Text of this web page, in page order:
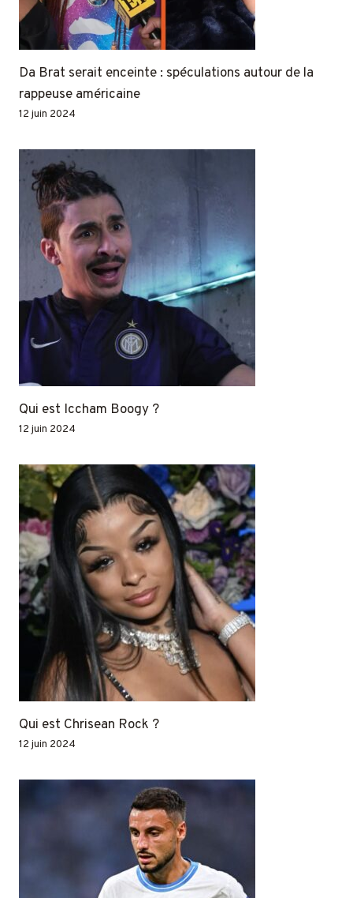
Da Brat serait enceinte : spéculations autour de la
rappeuse américaine
12 juin 2024
Qui est Iccham Boogy ?
12 juin 2024
Qui est Chrisean Rock ?
12 juin 2024